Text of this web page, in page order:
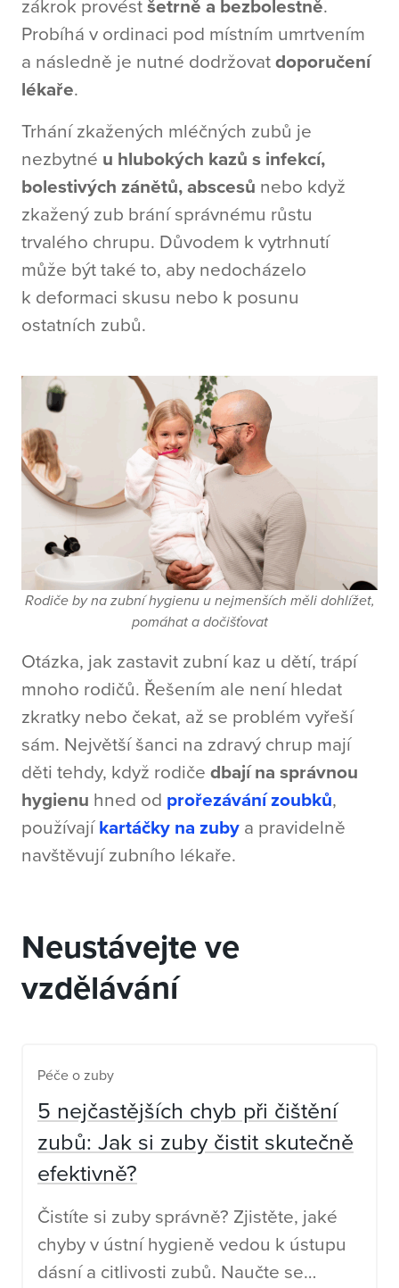
zákrok provéstšetrně a bezbolestně.
Probíhá v ordinaci pod místním umrtvením
a následně je nutné dodržovatdoporučení
lékaře.
Trhání zkažených mléčných zubů je
nezbytné u hlubokých kazů s infekcí,
bolestivých zánětů, abscesů nebo když
zkažený zub brání správnému růstu
trvalého chrupu. Důvodem k vytrhnutí
může být také to, aby nedocházelo
k deformaci skusu nebo k posunu
ostatních zubů.
Rodiče by na zubní hygienu u nejmenších měli dohlížet,
pomáhat a dočišťovat
Otázka, jak zastavit zubní kaz u dětí, trápí
mnoho rodičů. Řešením ale není hledat
zkratky nebo čekat, až se problém vyřeší
sám. Největší šanci na zdravý chrup mají
děti tehdy, když rodiče dbají na správnou
hygienu hned od prořezávání zoubků,
používajíkartáčky na zuby a pravidelně
navštěvují zubního lékaře.
Neustávejte ve
vzdělávání
Péče o zuby
5 nejčastějších chyb při čištění
zubů: Jak si zuby čistit skutečně
efektivně?
Čistíte si zuby správně? Zjistěte, jaké
chyby v ústní hygieně vedou k ústupu
dásní a citlivosti zubů. Naučte se